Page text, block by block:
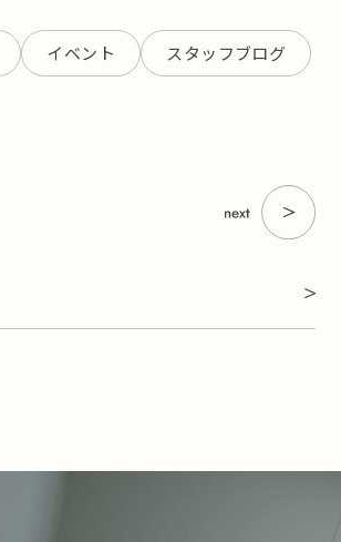
イベント
スタッフブログ